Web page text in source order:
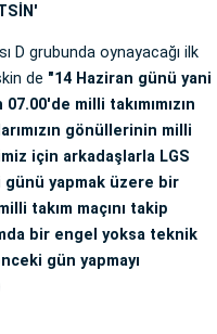
D grubunda oynayacağı ilk
de "14 Haziran günü yani
07.00'de milli takımımızın
gönüllerinin milli
için arkadaşlarla LGS
günü yapmak üzere bir
takım maçını takip
bir engel yoksa teknik
gün yapmayı